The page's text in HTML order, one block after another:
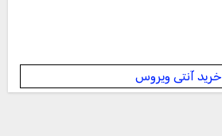
خرید آنتی ویروس